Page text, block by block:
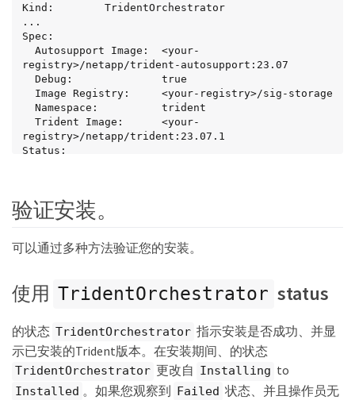
Kind:        TridentOrchestrator
...
Spec:
registry>/netapp/trident-autosupport:23.07
registry>/netapp/trident:23.07.1
Status:
    Autosupport Image:          <your-
registry>/netapp/trident-autosupport:23.07
    Autosupport Serial Number:
    Image Pull Secrets:
    k8sTimeout:           30
    Kubelet Dir:          /var/lib/kubelet
    Log Format:           text
    Silence Autosupport:  false
验证安装。
可以通过多种方法验证您的安装。
使用 TridentOrchestrator status
的状态 TridentOrchestrator 指示安装是否成功、并显
示已安装的Trident版本。在安装期间、的状态
TridentOrchestrator 更改自 Installing to
Installed 。如果您观察到 Failed 状态、并且操作员无